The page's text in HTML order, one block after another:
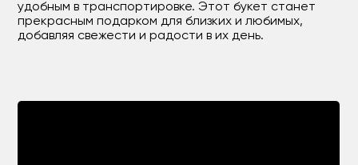
удобным в транспортировке. Этот букет станет
прекрасным подарком для близких и любимых,
добавляя свежести и радости в их день.